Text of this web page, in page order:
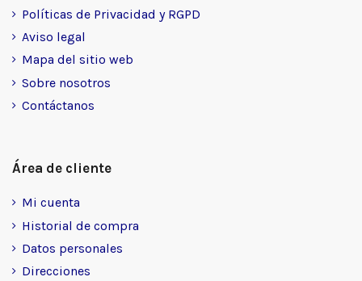
Políticas de Privacidad y RGPD
Aviso legal
Mapa del sitio web
Sobre nosotros
Contáctanos
Área de cliente
Mi cuenta
Historial de compra
Datos personales
Direcciones